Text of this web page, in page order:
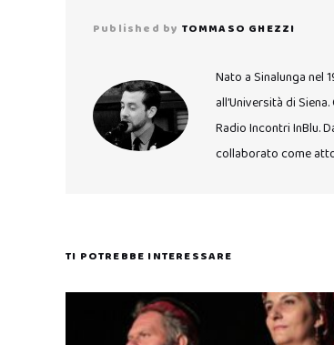
Published by TOMMASO GHEZZI
Nato a Sinalunga nel
all’Università di
Radio Incontri InBlu.
collaborato come
TI POTREBBE INTERESSARE